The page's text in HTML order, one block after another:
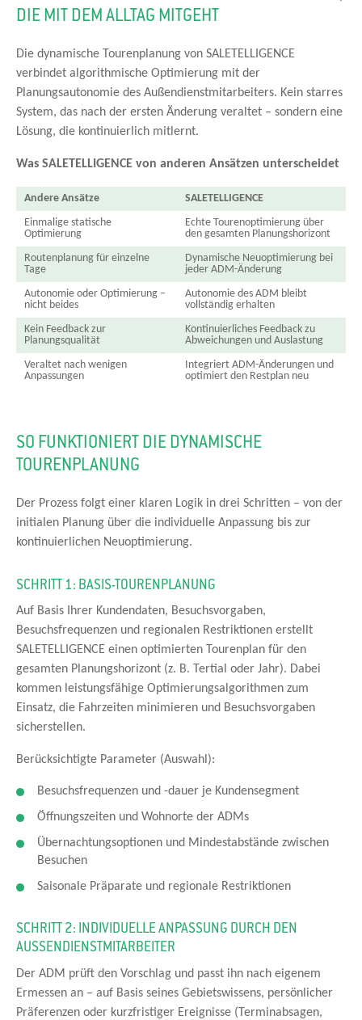
DIE MIT DEM ALLTAG MITGEHT
Die dynamische Tourenplanung von SALETELLIGENCE
verbindet algorithmische Optimierung mit der
Planungsautonomie des Außendienstmitarbeiters. Kein starres
System, das nach der ersten Änderung veraltet – sondern eine
Lösung, die kontinuierlich mitlernt.
Was SALETELLIGENCE von anderen Ansätzen unterscheidet
Andere Ansätze
SALETELLIGENCE
Einmalige statische
Optimierung
Echte Tourenoptimierung über
den gesamten Planungshorizont
Routenplanung für einzelne
Tage
Dynamische Neuoptimierung bei
jeder ADM-Änderung
Autonomie oder Optimierung –
nicht beides
Autonomie des ADM bleibt
vollständig erhalten
Kein Feedback zur
Planungsqualität
Kontinuierliches Feedback zu
Abweichungen und Auslastung
Veraltet nach wenigen
Anpassungen
Integriert ADM-Änderungen und
optimiert den Restplan neu
SO FUNKTIONIERT DIE DYNAMISCHE
TOURENPLANUNG
Der Prozess folgt einer klaren Logik in drei Schritten – von der
initialen Planung über die individuelle Anpassung bis zur
kontinuierlichen Neuoptimierung.
SCHRITT 1: BASIS-TOURENPLANUNG
Auf Basis Ihrer Kundendaten, Besuchsvorgaben,
Besuchsfrequenzen und regionalen Restriktionen erstellt
SALETELLIGENCE einen optimierten Tourenplan für den
gesamten Planungshorizont (z. B. Tertial oder Jahr). Dabei
kommen leistungsfähige Optimierungsalgorithmen zum
Einsatz, die Fahrzeiten minimieren und Besuchsvorgaben
sicherstellen.
Berücksichtigte Parameter (Auswahl):
Besuchsfrequenzen und -dauer je Kundensegment
Öffnungszeiten und Wohnorte der ADMs
Übernachtungsoptionen und Mindestabstände zwischen
Besuchen
Saisonale Präparate und regionale Restriktionen
SCHRITT 2: INDIVIDUELLE ANPASSUNG DURCH DEN
AUSSENDIENSTMITARBEITER
Der ADM prüft den Vorschlag und passt ihn nach eigenem
Ermessen an – auf Basis seines Gebietswissens, persönlicher
Präferenzen oder kurzfristiger Ereignisse (Terminabsagen,